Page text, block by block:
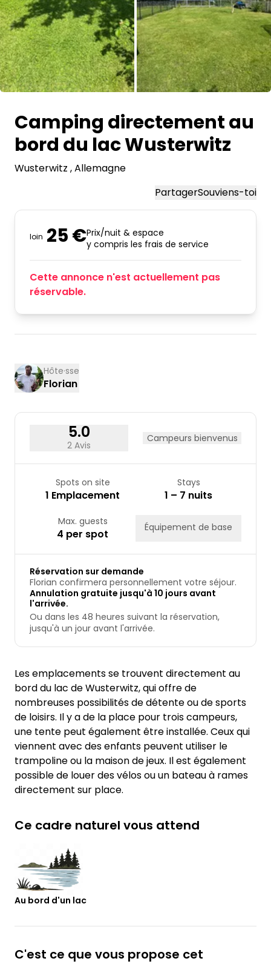
Camping directement au
bord du lac Wusterwitz
Wusterwitz , Allemagne
PartagerSouviens-toi
loin 25 €Prix/nuit & espace
y compris les frais de service
Cette annonce n'est actuellement pas
réservable.
Hôte·sse
Florian
5.0
2 Avis
Campeurs bienvenus
Spots on site
1 Emplacement
Stays
1 – 7 nuits
Max. guests
4 per spot Équipement de base
Réservation sur demande
Florian confirmera personnellement votre séjour.
Annulation gratuite jusqu'à 10 jours avant
l'arrivée.
Ou dans les 48 heures suivant la réservation,
jusqu'à un jour avant l'arrivée.
Les emplacements se trouvent directement au
bord du lac de Wusterwitz, qui offre de
nombreuses possibilités de détente ou de sports
de loisirs. Il y a de la place pour trois campeurs,
une tente peut également être installée. Ceux qui
viennent avec des enfants peuvent utiliser le
trampoline ou la maison de jeux. Il est également
possible de louer des vélos ou un bateau à rames
directement sur place.
Ce cadre naturel vous attend
Au bord d'un lac
C'est ce que vous propose cet